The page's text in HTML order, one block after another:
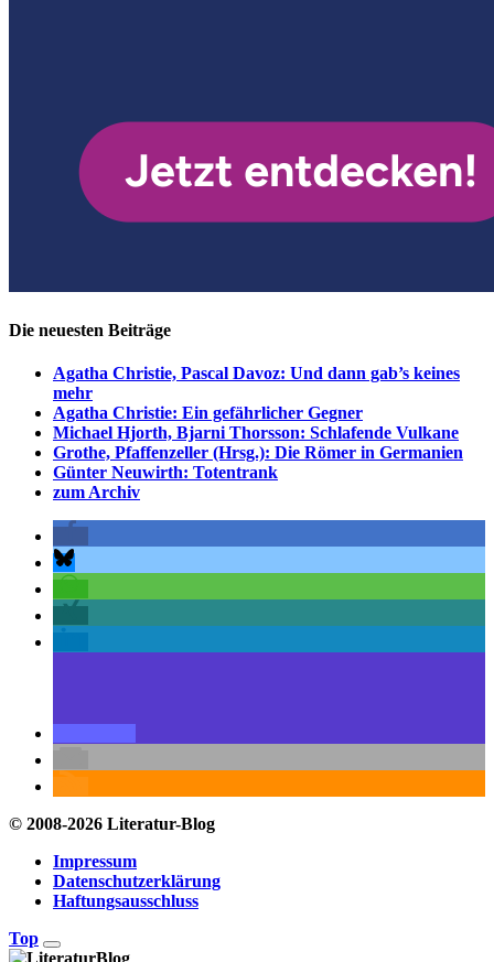
Die neuesten Beiträge
Agatha Christie, Pascal Davoz: Und dann gab’s keines
mehr
Agatha Christie: Ein gefährlicher Gegner
Michael Hjorth, Bjarni Thorsson: Schlafende Vulkane
Grothe, Pfaffenzeller (Hrsg.): Die Römer in Germanien
Günter Neuwirth: Totentrank
zum Archiv
© 2008-2026 Literatur-Blog
Impressum
Datenschutzerklärung
Haftungsausschluss
Top